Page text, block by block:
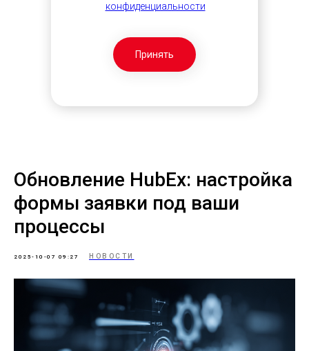
Принять
конфиденциальности
Обновление HubEx: настройка
формы заявки под ваши
процессы
2025-10-07 09:27 НОВОСТИ